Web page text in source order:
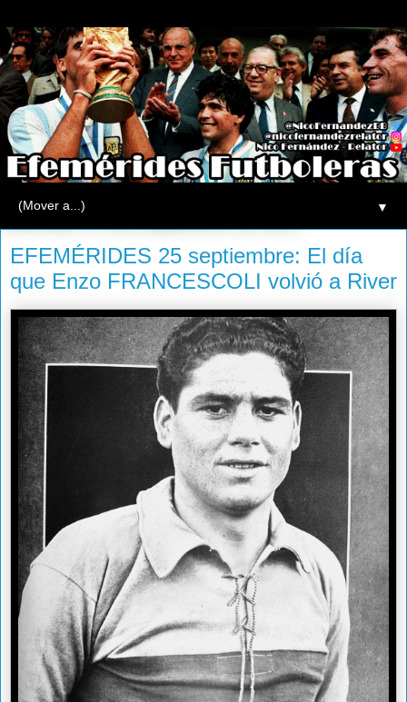
▼
miércoles, 25 de septiembre de 2013
EFEMÉRIDES 25 septiembre: El día
que Enzo FRANCESCOLI volvió a River